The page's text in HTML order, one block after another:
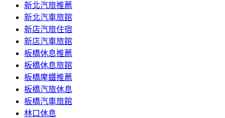
新北汽旅推薦
新北汽車旅館
新店汽旅住宿
新店汽車旅館
板橋休息推薦
板橋休息旅館
板橋摩鐵推薦
板橋汽旅休息
板橋汽車旅館
林口休息